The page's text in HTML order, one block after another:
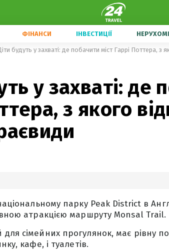
ФІНАНСИ ІНВЕСТИЦІЇ
будуть у захваті: де побачити міст Гаррі Поттера, з
у захваті: де
з якого
парку Peak District в
атракцією маршруту Monsal Trail.
сімейних прогулянок, має рівну
кафе, і туалетів.